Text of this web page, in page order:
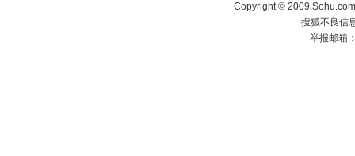
Copyright © 2009
搜狐不良信
举报邮箱